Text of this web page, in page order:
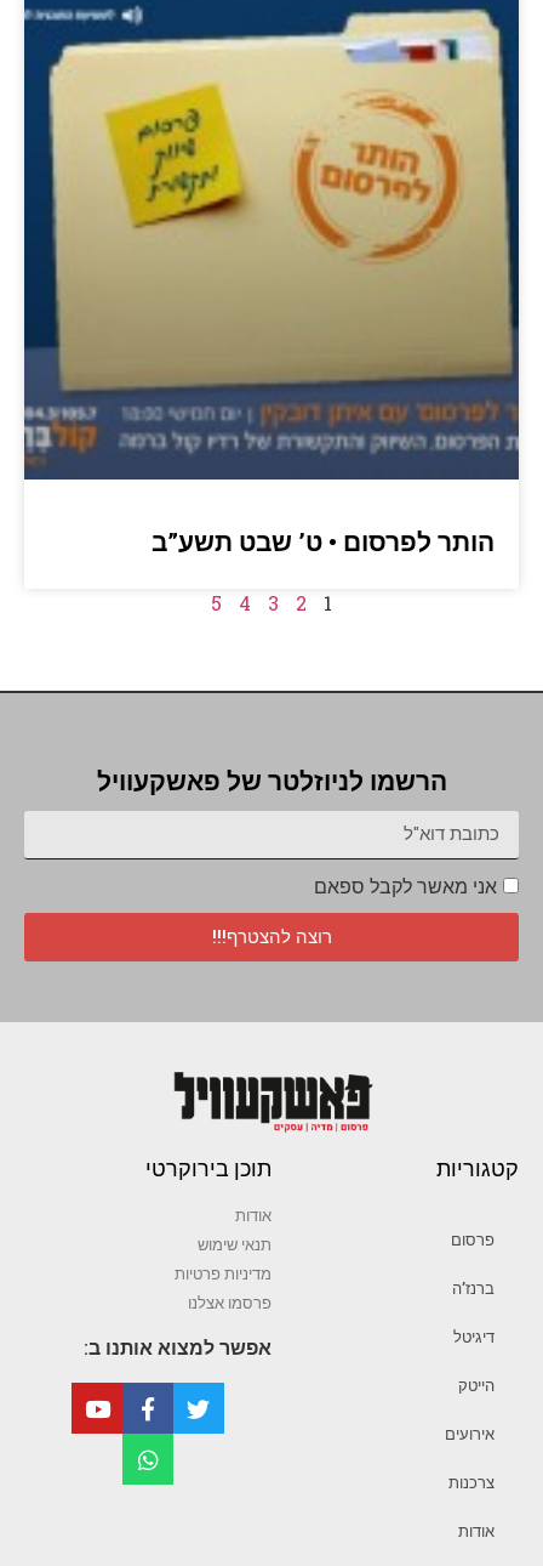
הותר לפרסום • ט’ שבט תשע”ב
1
2
3
4
5
הרשמו לניוזלטר של פאשקעוויל
אני מאשר לקבל ספאם
רוצה להצטרף!!!
קטגוריות
פרסום
ברנז’ה
דיגיטל
הייטק
אירועים
צרכנות
אודות
תוכן בירוקרטי
אודות
תנאי שימוש
מדיניות פרטיות
פרסמו אצלנו
אפשר למצוא אותנו ב: